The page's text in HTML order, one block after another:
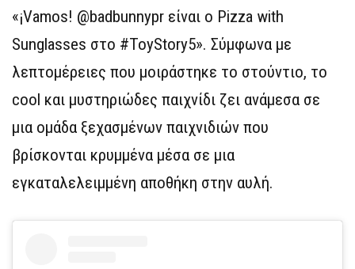
«¡Vamos! @badbunnypr είναι ο Pizza with
Sunglasses στο #ToyStory5». Σύμφωνα με
λεπτομέρειες που μοιράστηκε το στούντιο, το
cool και μυστηριώδες παιχνίδι ζει ανάμεσα σε
μια ομάδα ξεχασμένων παιχνιδιών που
βρίσκονται κρυμμένα μέσα σε μια
εγκαταλελειμμένη αποθήκη στην αυλή.